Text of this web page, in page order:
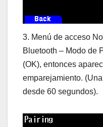
3. Menú de acceso
Bluetooth – Modo de
(OK), entonces
emparejamiento.
desde 60 segundos).